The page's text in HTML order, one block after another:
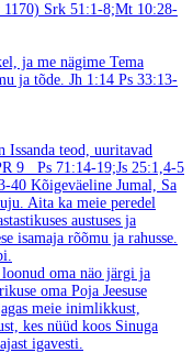
Srk 51:1-8;Mt 10:28-
ja me nägime Tema
ja tõde. Jh 1:14 Ps 33:13-
Issanda teod, uuritavad
9
Ps 71:14-19;Js 25:1,4-5
40 Kõigeväeline Jumal, Sa
Aita ka meie peredel
austuses ja
isamaja rõõmu ja rahusse.
oma näo järgi ja
oma Poja Jeesuse
meie inimlikkust,
kes nüüd koos Sinuga
igavesti.